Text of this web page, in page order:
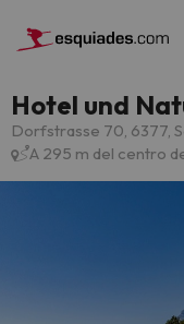
Hotel und
Dorfstrasse 70, 6377,
A 295 m del centro